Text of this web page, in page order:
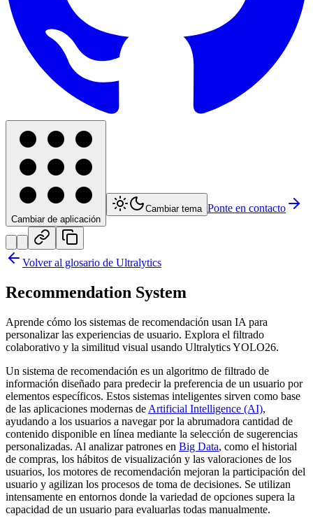
Cambiar de aplicación
Cambiar tema Ponte en contacto
Volver al glosario de Ultralytics
Recommendation System
Aprende cómo los sistemas de recomendación usan IA para
personalizar las experiencias de usuario. Explora el filtrado
colaborativo y la similitud visual usando Ultralytics YOLO26.
Un sistema de recomendación es un algoritmo de filtrado de
información diseñado para predecir la preferencia de un usuario por
elementos específicos. Estos sistemas inteligentes sirven como base
de las aplicaciones modernas de Artificial Intelligence (AI),
ayudando a los usuarios a navegar por la abrumadora cantidad de
contenido disponible en línea mediante la selección de sugerencias
personalizadas. Al analizar patrones en Big Data, como el historial
de compras, los hábitos de visualización y las valoraciones de los
usuarios, los motores de recomendación mejoran la participación del
usuario y agilizan los procesos de toma de decisiones. Se utilizan
intensamente en entornos donde la variedad de opciones supera la
capacidad de un usuario para evaluarlas todas manualmente.